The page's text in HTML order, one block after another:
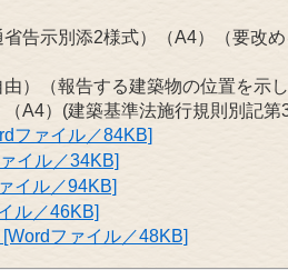
告示別添2様式）（A4）（要改
）（報告する建築物の位置を示し
A4）(建築基準法施行規則別記第
ファイル／84KB]
イル／34KB]
イル／94KB]
ル／46KB]
ファイル／48KB]